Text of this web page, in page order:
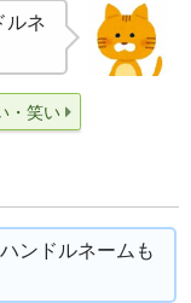
ルネ
・笑い
ンドルネームも